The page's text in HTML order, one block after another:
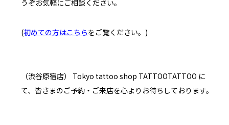
うぞお気軽にご相談ください。
(初めての方はこちらをご覧ください。 )
（渋谷原宿店） Tokyo tattoo shop TATTOOTATTOO に
て、皆さまのご予約・ご来店を心よりお待ちしております。